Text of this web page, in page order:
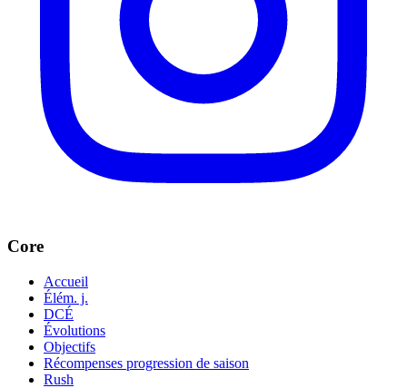
Core
Accueil
Élém. j.
DCÉ
Évolutions
Objectifs
Récompenses progression de saison
Rush